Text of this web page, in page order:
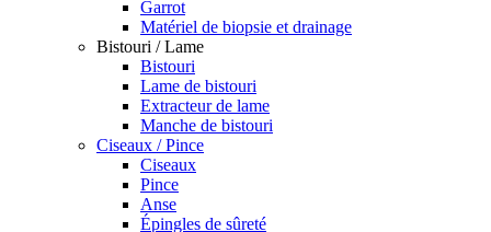
Garrot
Matériel de biopsie et drainage
Bistouri / Lame
Bistouri
Lame de bistouri
Extracteur de lame
Manche de bistouri
Ciseaux / Pince
Ciseaux
Pince
Anse
Épingles de sûreté